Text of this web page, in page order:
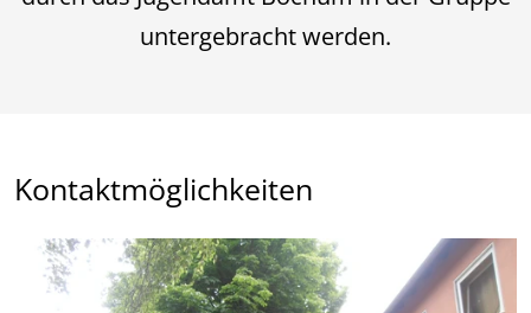
untergebracht werden.
Kontaktmöglichkeiten